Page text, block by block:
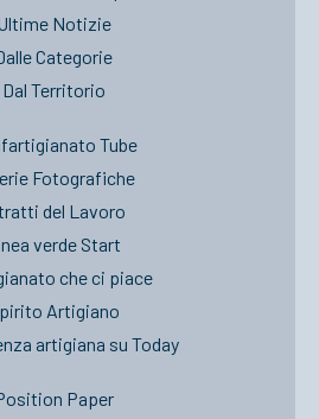
Notizie
Categorie
Dal Territorio
Tube
Fotografiche
del Lavoro
verde Start
che ci piace
Artigiano
artigiana su Today
Paper